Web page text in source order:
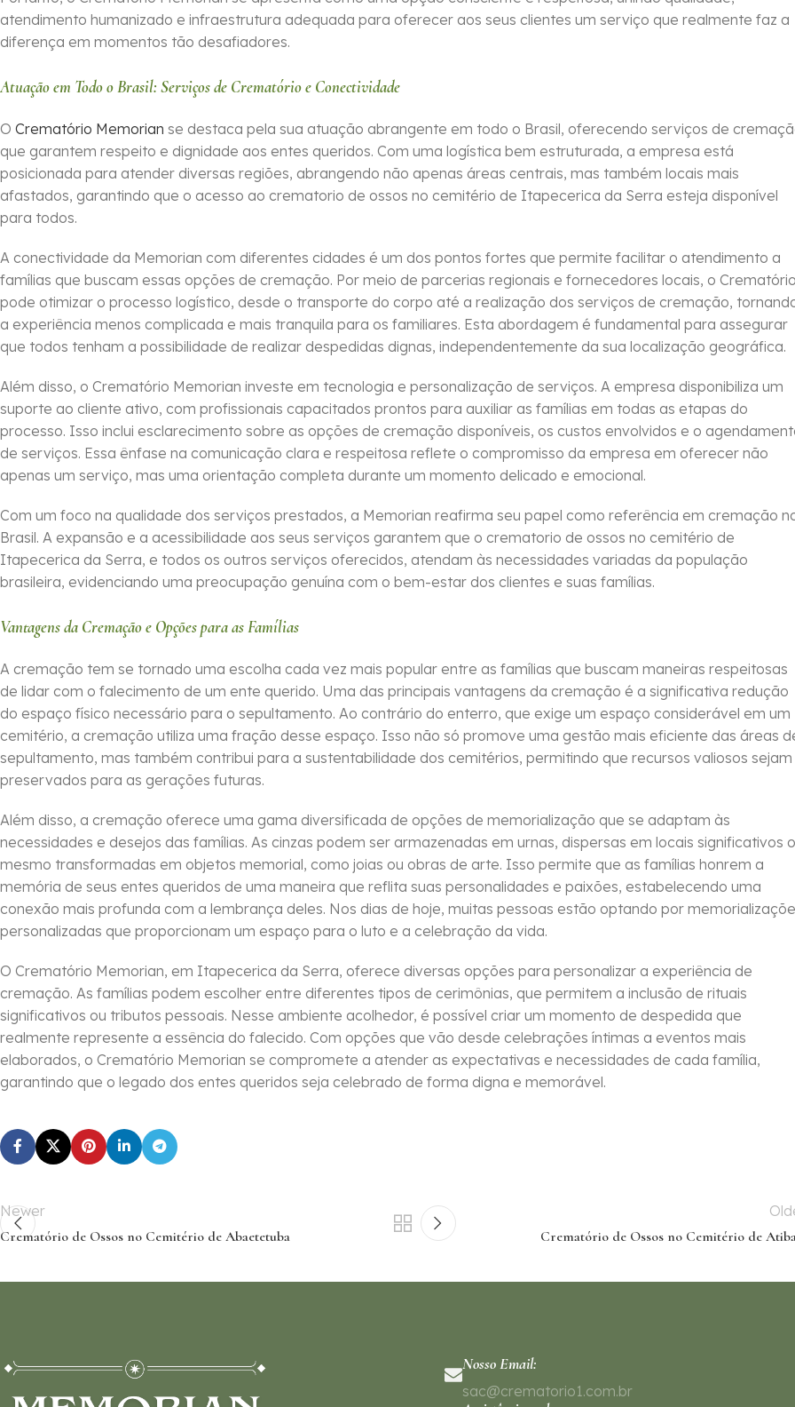
atendimento humanizado e infraestrutura adequada para oferecer aos seus clientes um serviço que realmente faz a
diferença em momentos tão desafiadores.
Atuação em Todo o Brasil: Serviços de Crematório e Conectividade
O Crematório Memorian se destaca pela sua atuação abrangente em todo o Brasil, oferecendo serviços de
que garantem respeito e dignidade aos entes queridos. Com uma logística bem estruturada, a empresa está
posicionada para atender diversas regiões, abrangendo não apenas áreas centrais, mas também locais mais
afastados, garantindo que o acesso ao crematorio de ossos no cemitério de Itapecerica da Serra esteja disponível
para todos.
A conectividade da Memorian com diferentes cidades é um dos pontos fortes que permite facilitar o atendimento a
famílias que buscam essas opções de cremação. Por meio de parcerias regionais e fornecedores locais, o
pode otimizar o processo logístico, desde o transporte do corpo até a realização dos serviços de cremação,
a experiência menos complicada e mais tranquila para os familiares. Esta abordagem é fundamental para assegurar
que todos tenham a possibilidade de realizar despedidas dignas, independentemente da sua localização geográfica.
Além disso, o Crematório Memorian investe em tecnologia e personalização de serviços. A empresa disponibiliza um
suporte ao cliente ativo, com profissionais capacitados prontos para auxiliar as famílias em todas as etapas do
processo. Isso inclui esclarecimento sobre as opções de cremação disponíveis, os custos envolvidos e o
de serviços. Essa ênfase na comunicação clara e respeitosa reflete o compromisso da empresa em oferecer não
apenas um serviço, mas uma orientação completa durante um momento delicado e emocional.
Com um foco na qualidade dos serviços prestados, a Memorian reafirma seu papel como referência em cremação
Brasil. A expansão e a acessibilidade aos seus serviços garantem que o crematorio de ossos no cemitério de
Itapecerica da Serra, e todos os outros serviços oferecidos, atendam às necessidades variadas da população
brasileira, evidenciando uma preocupação genuína com o bem-estar dos clientes e suas famílias.
Vantagens da Cremação e Opções para as Famílias
A cremação tem se tornado uma escolha cada vez mais popular entre as famílias que buscam maneiras respeitosas
de lidar com o falecimento de um ente querido. Uma das principais vantagens da cremação é a significativa redução
do espaço físico necessário para o sepultamento. Ao contrário do enterro, que exige um espaço considerável em um
cemitério, a cremação utiliza uma fração desse espaço. Isso não só promove uma gestão mais eficiente das áreas
sepultamento, mas também contribui para a sustentabilidade dos cemitérios, permitindo que recursos valiosos sejam
preservados para as gerações futuras.
Além disso, a cremação oferece uma gama diversificada de opções de memorialização que se adaptam às
necessidades e desejos das famílias. As cinzas podem ser armazenadas em urnas, dispersas em locais significativos
mesmo transformadas em objetos memorial, como joias ou obras de arte. Isso permite que as famílias honrem a
memória de seus entes queridos de uma maneira que reflita suas personalidades e paixões, estabelecendo uma
conexão mais profunda com a lembrança deles. Nos dias de hoje, muitas pessoas estão optando por
personalizadas que proporcionam um espaço para o luto e a celebração da vida.
O Crematório Memorian, em Itapecerica da Serra, oferece diversas opções para personalizar a experiência de
cremação. As famílias podem escolher entre diferentes tipos de cerimônias, que permitem a inclusão de rituais
significativos ou tributos pessoais. Nesse ambiente acolhedor, é possível criar um momento de despedida que
realmente represente a essência do falecido. Com opções que vão desde celebrações íntimas a eventos mais
elaborados, o Crematório Memorian se compromete a atender as expectativas e necessidades de cada família,
garantindo que o legado dos entes queridos seja celebrado de forma digna e memorável.
Newer
Crematório de Ossos no Cemitério de Abaetetuba
Crematório de Ossos no Cemitério de
Nosso Email:
sac@crematorio1.com.br